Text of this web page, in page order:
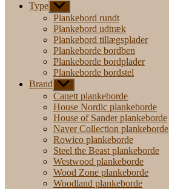
Type Vis
undermenu
Plankebord rundt
Plankebord udtræk
Plankebord tillægsplader
Plankeborde bordben
Plankeborde bordplader
Plankeborde bordstel
Brand Vis
undermenu
Canett plankeborde
House Nordic plankeborde
House of Sander plankeborde
Naver Collection plankeborde
Rowico plankeborde
Steel the Beast plankeborde
Westwood plankeborde
Wood Zone plankeborde
Woodland plankeborde